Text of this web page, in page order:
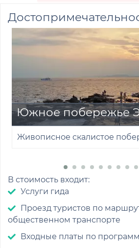
Южное побережье
Живописное скалистое
В стоимость входит:
Услуги гида
Проезд туристов по
общественном транспорте
Входные платы по